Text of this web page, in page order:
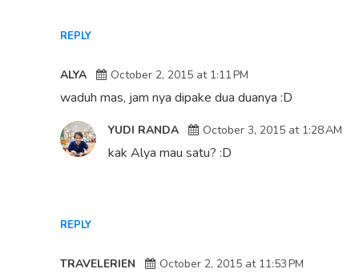
REPLY
ALYA October 2, 2015 at 1:11 PM
waduh mas, jam nya dipake dua duanya :D
REPLY
YUDI RANDA October 3, 2015 at 1:28 AM
kak Alya mau satu? :D
TRAVELERIEN October 2, 2015 at 11:53 PM